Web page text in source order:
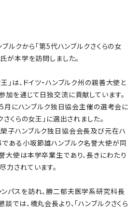
ルクから「第5代ハンブルクさくらの女
が本学を訪問しました。
」は、ドイツ・ハンブルク州の親善大使と
加を通じて日独交流に貢献しています。
月にハンブルク独日協会主催の選考会に
さくらの女王」に選出されました。
子ハンブルク独日協会会長及び元在ハ
ある小坂節雄ハンブルク名誉大使が同
大使は本学卒業生であり、長きにわたり
力されています。
パスを訪れ、勝二郁夫医学系研究科長
では、橋丸会長より、「ハンブルクさくら